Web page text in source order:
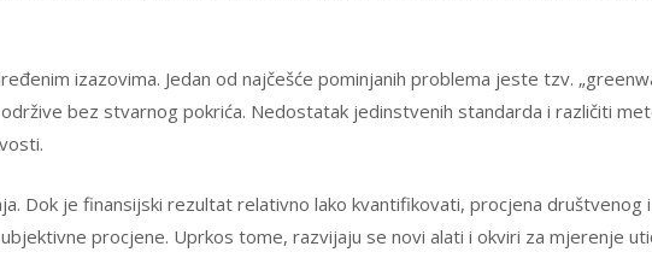
izazovima. Jedan od najčešće pominjanih problema jeste tzv.
bez stvarnog pokrića. Nedostatak jedinstvenih standarda i različiti
Dok je finansijski rezultat relativno lako kvantifikovati, procjena društvenog
procjene. Uprkos tome, razvijaju se novi alati i okviri za mjerenje